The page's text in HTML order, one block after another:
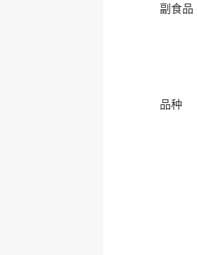
副食品
品种